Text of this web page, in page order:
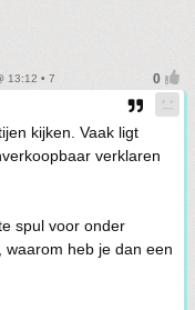
13:12 • 7
kijken. Vaak ligt
verklaren
spul voor onder
heb je dan een